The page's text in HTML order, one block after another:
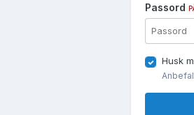
Passord
Husk